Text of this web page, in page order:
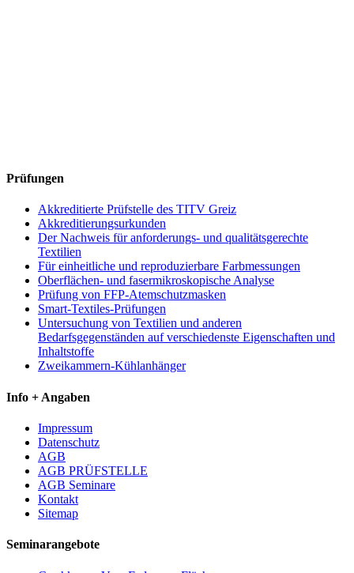
Prüfungen
Akkreditierte Prüfstelle des TITV Greiz
Akkreditierungsurkunden
Der Nachweis für anforderungs- und qualitätsgerechte
Textilien
Für einheitliche und reproduzierbare Farbmessungen
Oberflächen- und fasermikroskopische Analyse
Prüfung von FFP-Atemschutzmasken
Smart-Textiles-Prüfungen
Untersuchung von Textilien und anderen
Bedarfsgegenständen auf verschiedenste Eigenschaften und
Inhaltstoffe
Zweikammern-Kühlanhänger
Info + Angaben
Impressum
Datenschutz
AGB
AGB PRÜFSTELLE
AGB Seminare
Kontakt
Sitemap
Seminarangebote